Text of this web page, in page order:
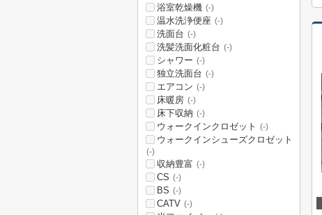
浴室乾燥機 (-)
温水洗浄便座 (-)
洗面台 (-)
洗髪洗面化粧台 (-)
シャワー (-)
独立洗面台 (-)
エアコン (-)
床暖房 (-)
床下収納 (-)
ウォークインクロゼット (-)
ウォークインシューズクロゼット
(-)
収納豊富 (-)
CS (-)
BS (-)
CATV (-)